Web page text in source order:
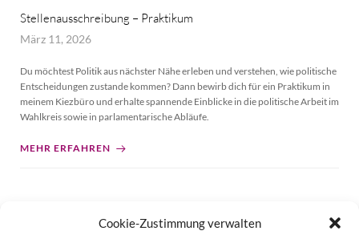
Cookie-Zustimmung verwalten
Stellenausschreibung – Praktikum
März 11, 2026
Du möchtest Politik aus nächster Nähe erleben und verstehen, wie politische
Entscheidungen zustande kommen? Dann bewirb dich für ein Praktikum in
meinem Kiezbüro und erhalte spannende Einblicke in die politische Arbeit im
Wahlkreis sowie in parlamentarische Abläufe.
MEHR ERFAHREN